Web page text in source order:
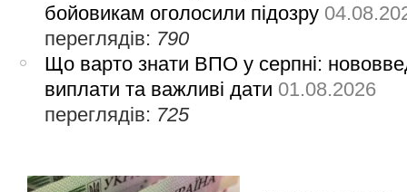
бойовикам оголосили підозру
переглядів: 790
Що варто знати ВПО у серпні:
виплати та важливі дати 01.08.2026
переглядів: 725